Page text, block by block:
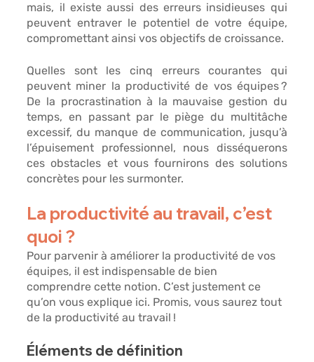
mais, il existe aussi des erreurs insidieuses qui
peuvent entraver le potentiel de votre équipe,
compromettant ainsi vos objectifs de croissance.
Quelles sont les cinq erreurs courantes qui
peuvent miner la productivité de vos équipes ?
De la procrastination à la mauvaise gestion du
temps, en passant par le piège du multitâche
excessif, du manque de communication, jusqu’à
l’épuisement professionnel, nous disséquerons
ces obstacles et vous fournirons des solutions
concrètes pour les surmonter.
La productivité au travail, c’est
quoi ?
Pour parvenir à améliorer la productivité de vos
équipes, il est indispensable de bien
comprendre cette notion. C’est justement ce
qu’on vous explique ici. Promis, vous saurez tout
de la productivité au travail !
Éléments de définition